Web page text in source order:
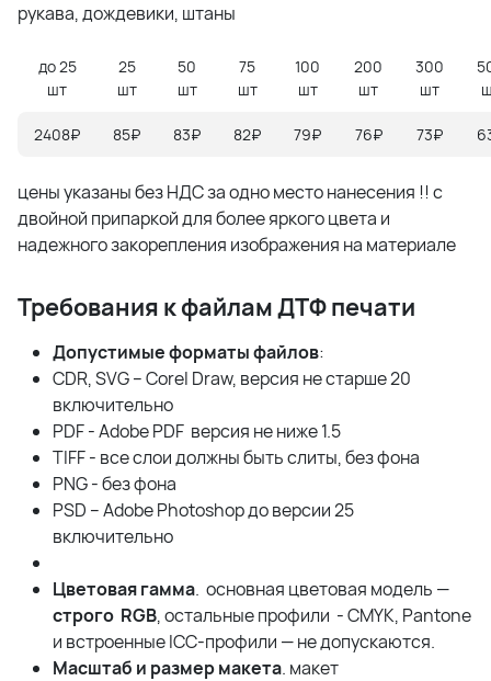
рукава, дождевики, штаны
до 25
шт
25
шт
50
шт
75
шт
100
шт
200
шт
300
шт
2408₽ 85₽ 83₽ 82₽ 79₽ 76₽ 73₽
цены указаны без НДС за одно место нанесения !! с
двойной припаркой для более яркого цвета и
надежного закорепления изображения на материале
Требования к файлам ДТФ печати
Допустимые форматы файлов:
CDR, SVG – Corel Draw, версия не старше 20
включительно
PDF - Adobe PDF версия не ниже 1.5
TIFF - все слои должны быть слиты, без фона
PNG - без фона
PSD – Adobe Photoshop до версии 25
включительно
Цветовая гамма. основная цветовая модель —
строго RGB, остальные профили - CMYK, Pantone
и встроенные ICC-профили — не допускаются.
Масштаб и размер макета. макет